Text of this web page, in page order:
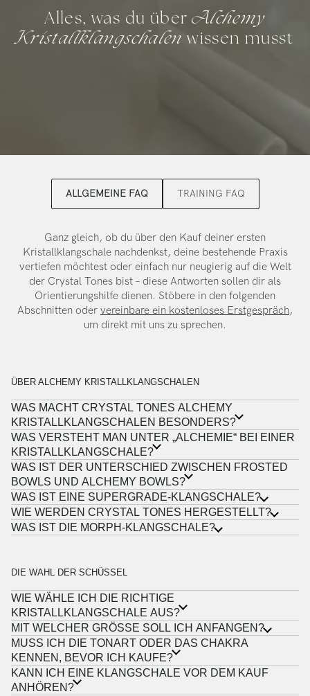
Alles, was du überAlchemy
Kristallklangschalen wissen musst
ALLGEMEINE FAQ TRAINING FAQ
Ganz gleich, ob du über den Kauf deiner ersten
Kristallklangschale nachdenkst, deine bestehende Praxis
vertiefen möchtest oder einfach nur neugierig auf die Welt
der Crystal Tones bist – diese Antworten sollen dir als
Orientierungshilfe dienen. Stöbere in den folgenden
Abschnitten oder vereinbare ein kostenloses Erstgespräch,
um direkt mit uns zu sprechen.
ÜBER ALCHEMY KRISTALLKLANGSCHALEN
WAS MACHT CRYSTAL TONES ALCHEMY
KRISTALLKLANGSCHALEN BESONDERS?
WAS VERSTEHT MAN UNTER „ALCHEMIE“ BEI EINER
KRISTALLKLANGSCHALE?
WAS IST DER UNTERSCHIED ZWISCHEN FROSTED
BOWLS UND ALCHEMY BOWLS?
WAS IST EINE SUPERGRADE-KLANGSCHALE?
WIE WERDEN CRYSTAL TONES HERGESTELLT?
WAS IST DIE MORPH-KLANGSCHALE?
DIE WAHL DER SCHÜSSEL
WIE WÄHLE ICH DIE RICHTIGE
KRISTALLKLANGSCHALE AUS?
MIT WELCHER GRÖSSE SOLL ICH ANFANGEN?
MUSS ICH DIE TONART ODER DAS CHAKRA
KENNEN, BEVOR ICH KAUFE?
KANN ICH EINE KLANGSCHALE VOR DEM KAUF
ANHÖREN?